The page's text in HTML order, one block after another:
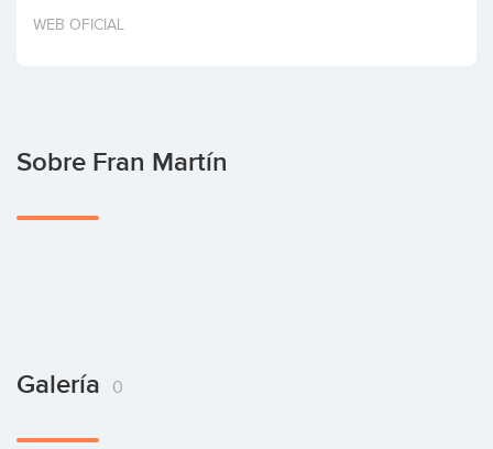
Invertir
WEB OFICIAL
Sobre Fran Martín
Galería 0